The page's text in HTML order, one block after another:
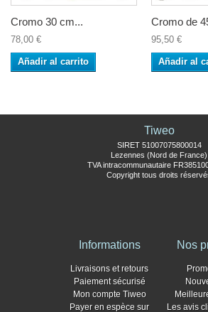
Cromo 30 cm...
78,00 €
Añadir al carrito
Cromo de
95,50 €
Añadir al
Tiweo
SIRET 51007075800014
Lezennes (Nord de France)
TVA intracommunautaire
Copyright tous droits
Informations
Livraisons et retours
Paiement sécurisé
Mon compte Tiweo
Payer en espèce sur
Nos
Les avis